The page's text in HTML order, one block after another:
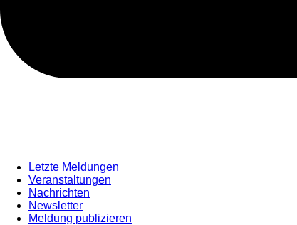
Letzte Meldungen
Veranstaltungen
Nachrichten
Newsletter
Meldung publizieren